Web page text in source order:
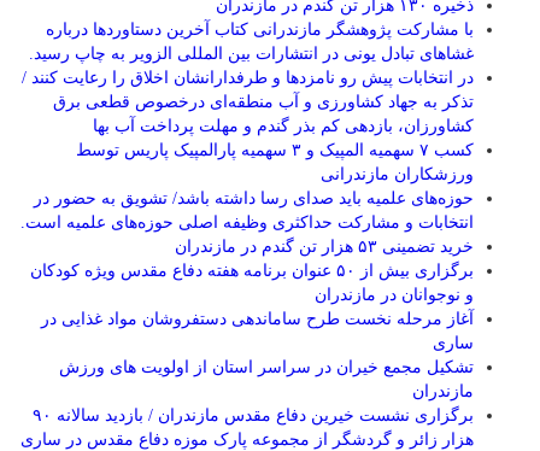
ذخیره ۱۳۰ هزار تن گندم در مازندران
با مشارکت پژوهشگر مازندرانی كتاب آخرین دستاوردها درباره
غشاهای تبادل یونی در انتشارات بین المللی الزویر به چاپ رسید.
در انتخابات پیش رو نامزدها و طرفدارانشان اخلاق را رعایت کنند /
تذکر به جهاد کشاورزی و آب منطقه‌ای درخصوص قطعی برق
کشاورزان، بازدهی کم بذر گندم و مهلت پرداخت آب بها
کسب ۷ سهمیه المپیک و ۳ سهمیه پارالمپیک پاریس توسط
ورزشکاران مازندرانی
حوزه‌های علمیه باید صدای رسا داشته باشد/ تشویق به حضور در
انتخابات و مشارکت حداکثری وظیفه اصلی حوزه‌های علمیه است.
خرید تضمینی ۵۳ هزار تن گندم در مازندران
برگزاری بیش از ۵۰ عنوان برنامه هفته دفاع مقدس ویژه کودکان
و نوجوانان در مازندران
آغاز مرحله نخست طرح ساماندهی دستفروشان مواد غذایی در
ساری
تشکیل مجمع خیران در سراسر استان از اولویت های ورزش
مازندران
برگزاری نشست خیرین دفاع مقدس مازندران / بازدید سالانه ۹۰
هزار زائر و گردشگر از مجموعه پارک موزه دفاع مقدس در ساری